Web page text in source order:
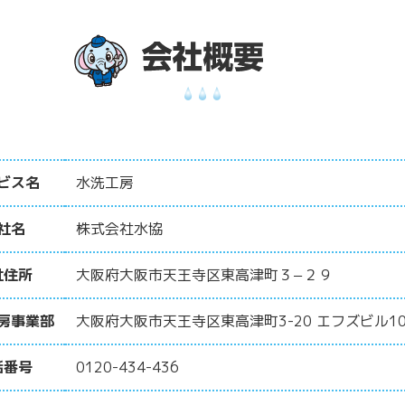
ス名 水洗工房
名 株式会社水協
所 大阪府大阪市天王寺区東高津町３−２９
事業部 大阪府大阪市天王寺区東高津町3-20 エフズビル
号 0120-434-436